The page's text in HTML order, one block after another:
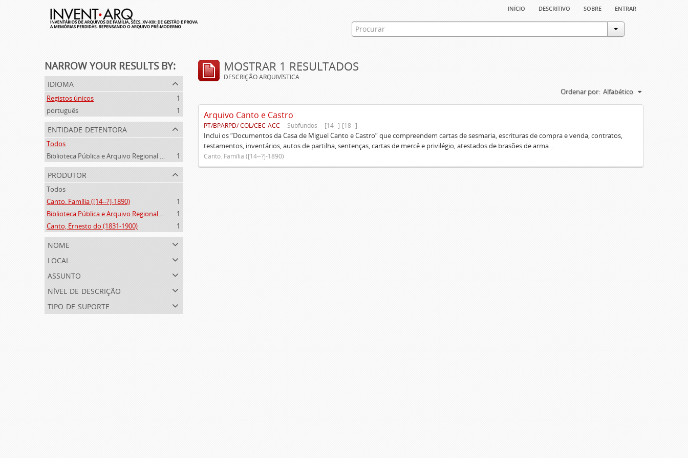
início descritivo sobre entrar
NARROW YOUR RESULTS BY:
idioma
Registos únicos
1
português
1
entidade detentora
Todos
Biblioteca Pública e Arquivo Regional de Ponta Delgada
1
produtor
Todos
Canto. Família ([14--?]-1890)
1
Biblioteca Pública e Arquivo Regional de Ponta Delgada (1841- )
1
Canto, Ernesto do (1831-1900)
1
nome
local
assunto
nível de descrição
tipo de suporte
MOSTRAR 1 RESULTADOS
DESCRIÇÃO ARQUIVÍSTICA
Ordenar por: Alfabético
Arquivo Canto e Castro
PT/BPARPD/ COL/CEC-ACC Subfundos [14--]-[18--]
Inclui os “Documentos da Casa de Miguel Canto e Castro” que compreendem cartas de sesmaria, escrituras de compra e venda, contratos,
testamentos, inventários, autos de partilha, sentenças, cartas de mercê e privilégio, atestados de brasões de arma...
Canto. Família ([14--?]-1890)